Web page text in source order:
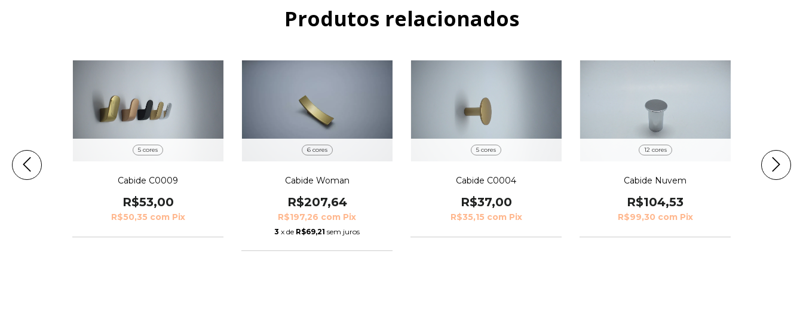
Produtos relacionados
5 cores
Cabide C0009
R$53,00
R$50,35 com Pix
6 cores
Cabide Woman
R$207,64
R$197,26 com Pix
3 x de R$69,21 sem juros
5 cores
Cabide C0004
R$37,00
R$35,15 com Pix
12 cores
Cabide Nuvem
R$104,53
R$99,30 com Pix